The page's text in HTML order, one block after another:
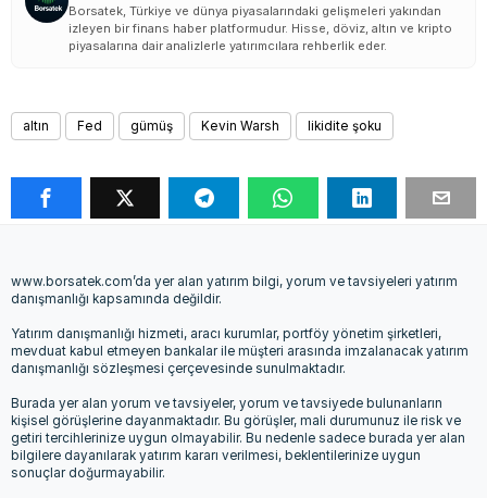
Borsatek, Türkiye ve dünya piyasalarındaki gelişmeleri yakından
izleyen bir finans haber platformudur. Hisse, döviz, altın ve kripto
piyasalarına dair analizlerle yatırımcılara rehberlik eder.
altın Fed gümüş Kevin Warsh likidite şoku
www.borsatek.com’da yer alan yatırım bilgi, yorum ve tavsiyeleri yatırım
danışmanlığı kapsamında değildir.
Yatırım danışmanlığı hizmeti, aracı kurumlar, portföy yönetim şirketleri,
mevduat kabul etmeyen bankalar ile müşteri arasında imzalanacak yatırım
danışmanlığı sözleşmesi çerçevesinde sunulmaktadır.
Burada yer alan yorum ve tavsiyeler, yorum ve tavsiyede bulunanların
kişisel görüşlerine dayanmaktadır. Bu görüşler, mali durumunuz ile risk ve
getiri tercihlerinize uygun olmayabilir. Bu nedenle sadece burada yer alan
bilgilere dayanılarak yatırım kararı verilmesi, beklentilerinize uygun
sonuçlar doğurmayabilir.